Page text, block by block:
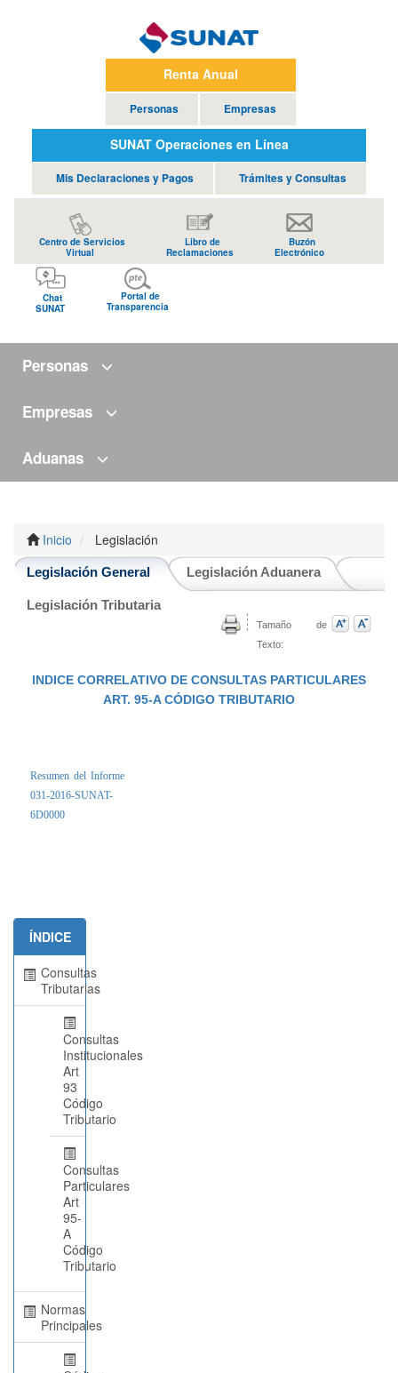
Renta Anual
Personas Empresas
SUNAT Operaciones en Línea
Mis Declaraciones y Pagos Trámites y Consultas
Centro de Servicios
Virtual
Libro de
Reclamaciones
Buzón
Electrónico
Chat
SUNAT
Portal de
Transparencia
Personas
Empresas
Aduanas
Inicio Legislación
Legislación General Legislación Aduanera
Legislación Tributaria
Tamaño de
Texto:
INDICE CORRELATIVO DE CONSULTAS PARTICULARES
ART. 95-A CÓDIGO TRIBUTARIO
Resumen del Informe
031-2016-SUNAT-
6D0000
ÍNDICE
Consultas
Tributarias
Consultas
Institucionales
Art
93
Código
Tributario
Consultas
Particulares
Art
95-
A
Código
Tributario
Normas
Principales